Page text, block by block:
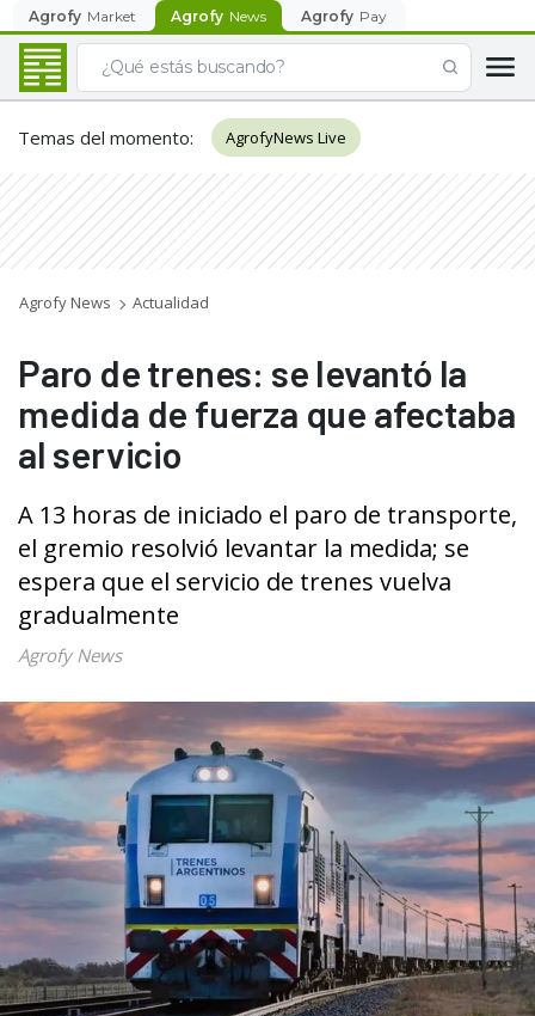
Agrofy Market Agrofy News Agrofy Pay
Temas del momento: AgrofyNews Live
Agrofy News Actualidad
Paro de trenes: se levantó la
medida de fuerza que afectaba
al servicio
A 13 horas de iniciado el paro de transporte,
el gremio resolvió levantar la medida; se
espera que el servicio de trenes vuelva
gradualmente
Agrofy News